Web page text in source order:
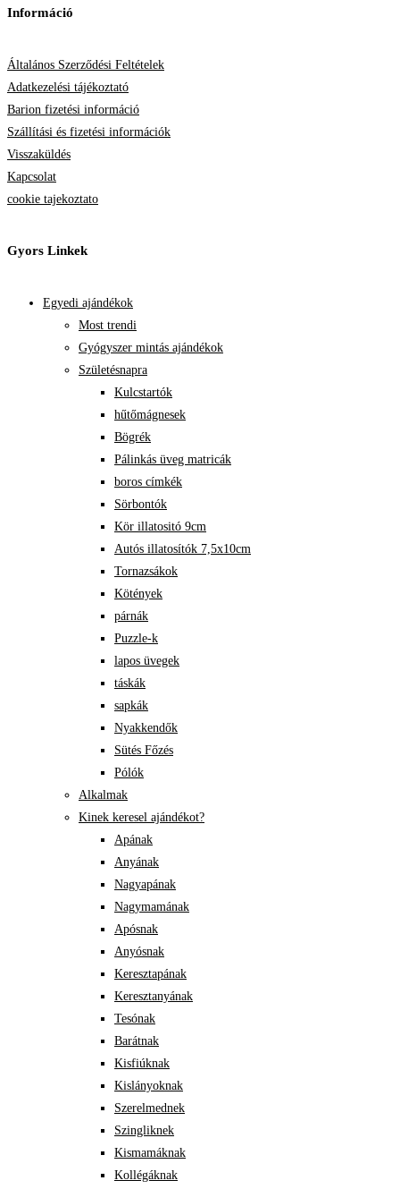
Információ
Általános Szerződési Feltételek
Adatkezelési tájékoztató
Barion fizetési információ
Szállítási és fizetési információk
Visszaküldés
Kapcsolat
cookie tajekoztato
Gyors Linkek
Egyedi ajándékok
Most trendi
Gyógyszer mintás ajándékok
Születésnapra
Kulcstartók
hűtőmágnesek
Bögrék
Pálinkás üveg matricák
boros címkék
Sörbontók
Kör illatositó 9cm
Autós illatosítók 7,5x10cm
Tornazsákok
Kötények
párnák
Puzzle-k
lapos üvegek
táskák
sapkák
Nyakkendők
Sütés Főzés
Pólók
Alkalmak
Kinek keresel ajándékot?
Apának
Anyának
Nagyapának
Nagymamának
Apósnak
Anyósnak
Keresztapának
Keresztanyának
Tesónak
Barátnak
Kisfiúknak
Kislányoknak
Szerelmednek
Szingliknek
Kismamáknak
Kollégáknak